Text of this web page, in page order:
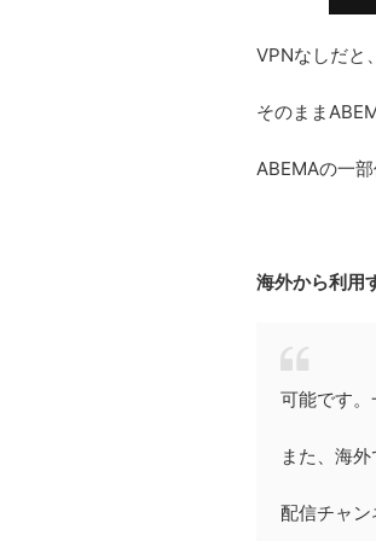
VPNなしだと
そのまま
ABEMAの一
海外から利用
可能です。
また、海
配信チャン